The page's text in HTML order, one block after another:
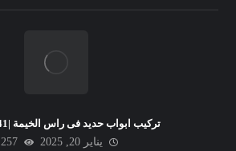
تركيب ابواب حديد فى راس الخيمة |0506691641
يناير 20, 2025
257